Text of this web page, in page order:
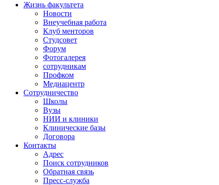
Жизнь факультета
Новости
Внеучебная работа
Клуб менторов
Студсовет
Форум
Фотогалерея
сотрудникам
Профком
Медиацентр
Сотрудничество
Школы
Вузы
НИИ и клиники
Клинические базы
Договора
Контакты
Адрес
Поиск сотрудников
Обратная связь
Пресс-служба